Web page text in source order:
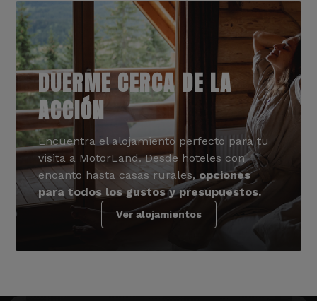
DUERME CERCA DE LA
ACCIÓN
Encuentra el alojamiento perfecto para tu
visita a MotorLand. Desde hoteles con
encanto hasta casas rurales, opciones
para todos los gustos y presupuestos.
Ver alojamientos